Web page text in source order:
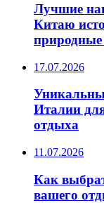
Лучшие
Китаю
природные
17.07.2026
Италии
отдыха
11.07.2026
Как
вашего